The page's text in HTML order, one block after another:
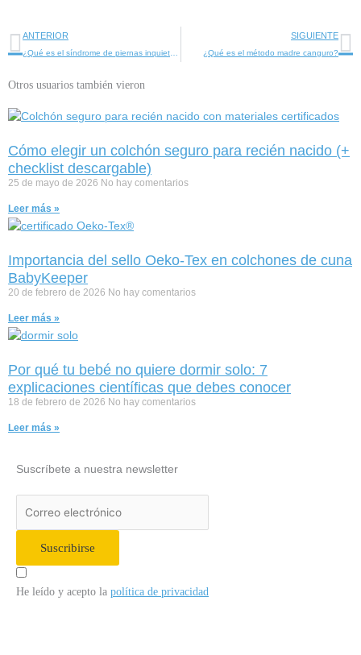
Ant
ANTERIOR SIGUIENTE
¿Qué es el método madre canguro?
Otros usuarios también vieron
Cómo elegir un colchón seguro para recién nacido (+
checklist descargable)
25 de mayo de 2026 No hay comentarios
Leer más »
Importancia del sello Oeko-Tex en colchones de cuna
BabyKeeper
20 de febrero de 2026 No hay comentarios
Leer más »
Por qué tu bebé no quiere dormir solo: 7
explicaciones científicas que debes conocer
18 de febrero de 2026 No hay comentarios
Leer más »
Suscríbete a nuestra newsletter
Suscribirse
He leído y acepto la política de privacidad